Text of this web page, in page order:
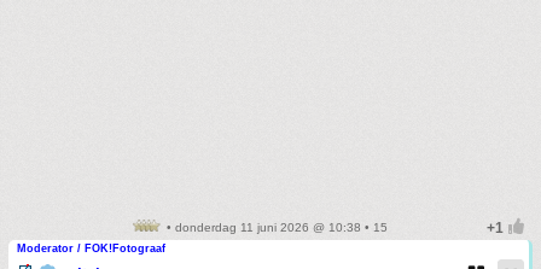
• donderdag 11 juni 2026 @ 10:38 • 15
Moderator / FOK!Fotograaf